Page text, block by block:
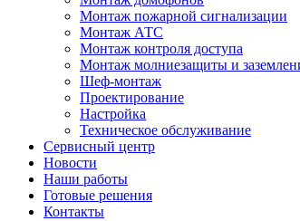
Монтаж пожарной сигнализации
Монтаж АТС
Монтаж контроля доступа
Монтаж молниезащиты и
Шеф-монтаж
Проектирование
Настройка
Техническое обслуживание
Сервисный центр
Новости
Наши работы
Готовые решения
Контакты